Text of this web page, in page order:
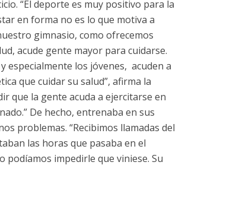
“El deporte es muy positivo para la
en forma no es lo que motiva a
gimnasio, como ofrecemos
acude gente mayor para cuidarse.
especialmente los jóvenes, acuden a
que cuidar su salud”, afirma la
que la gente acuda a ejercitarse en
De hecho, entrenaba en sus
problemas. “Recibimos llamadas del
las horas que pasaba en el
impedirle que viniese. Su